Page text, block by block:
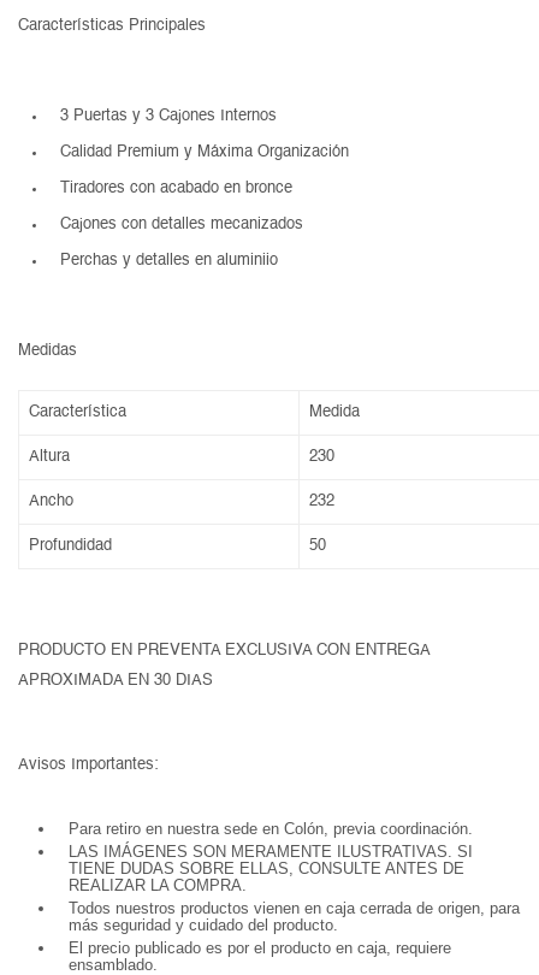
Características Principales
3 Puertas y 3 Cajones Internos
Calidad Premium y Máxima Organización
Tiradores con acabado en bronce
Cajones con detalles mecanizados
Perchas y detalles en aluminiio
Medidas
Característica Medida
Altura 230
Ancho 232
Profundidad 50
PRODUCTO EN PREVENTA EXCLUSIVA CON ENTREGA
APROXIMADA EN 30 DIAS
Avisos Importantes:
Para retiro en nuestra sede en Colón, previa coordinación.
LAS IMÁGENES SON MERAMENTE ILUSTRATIVAS. SI
TIENE DUDAS SOBRE ELLAS, CONSULTE ANTES DE
REALIZAR LA COMPRA.
Todos nuestros productos vienen en caja cerrada de origen, para
más seguridad y cuidado del producto.
El precio publicado es por el producto en caja, requiere
ensamblado.